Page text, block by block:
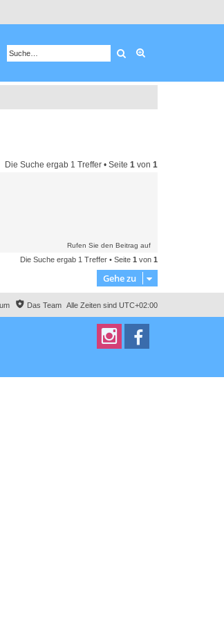
Suche
Die Suche ergab 1 Treffer • Seite 1 von 1
Rufen Sie den Beitrag auf
Die Suche ergab 1 Treffer • Seite 1 von 1
Gehe zu
Alle Zeiten sind UTC+02:00
Das Team